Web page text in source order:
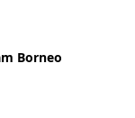
Borneo